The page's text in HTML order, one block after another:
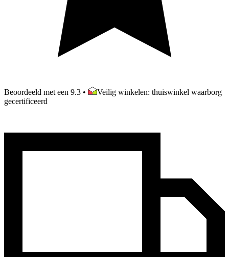
Beoordeeld met een 9.3 •
Veilig winkelen: thuiswinkel waarborg
gecertificeerd